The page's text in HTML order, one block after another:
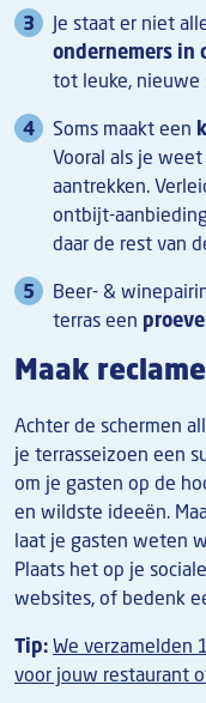
Je staat er niet
ondernemers in
tot leuke, nieuwe
Soms maakt een
Vooral als je
aantrekken.
ontbijt-
daar de rest van
Beer- &
terras een
Maak
Achter de schermen
je terrasseizoen een
om je gasten op de
en wildste ideeën.
laat je gasten weten
Plaats het op je
websites, of bedenk
Tip:We verzamelden
voor jouw restaurant